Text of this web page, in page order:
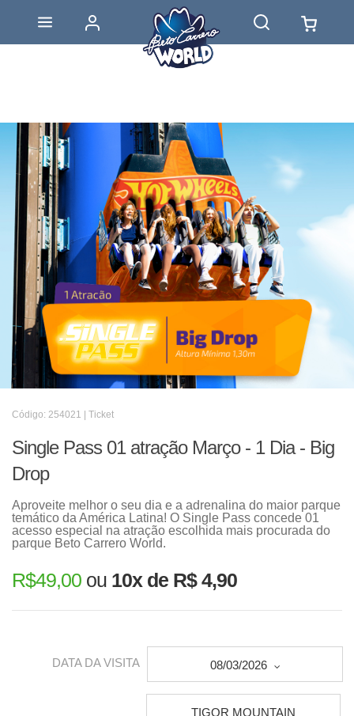
Código: 254021 | Ticket
Single Pass 01 atração Março - 1 Dia - Big
Drop
Aproveite melhor o seu dia e a adrenalina do maior parque
temático da América Latina! O Single Pass concede 01
acesso especial na atração escolhida mais procurada do
parque Beto Carrero World.
R$49,00 ou 10x de R$ 4,90
DATA DA VISITA 08/03/2026
TIGOR MOUNTAIN